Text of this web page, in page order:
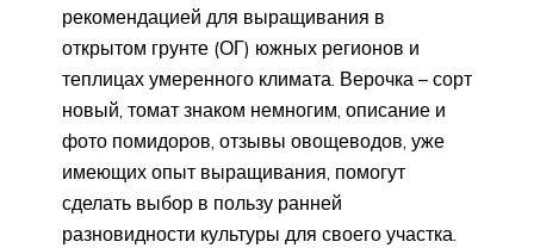
рекомендацией для выращивания в
открытом грунте (ОГ) южных регионов и
теплицах умеренного климата. Верочка – сорт
новый, томат знаком немногим, описание и
фото помидоров, отзывы овощеводов, уже
имеющих опыт выращивания, помогут
сделать выбор в пользу ранней
разновидности культуры для своего участка.